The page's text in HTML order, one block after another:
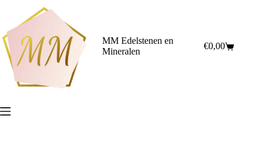
inhoud
MM Edelstenen en
Mineralen
Winkelwagen
€0,00